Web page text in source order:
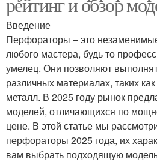
Введение
Перфораторы – это
любого мастера, будь то
умелец. Они позволяют
различных материалах, таких
металл. В 2025 году рынок
моделей, отличающихся по
цене. В этой статье мы
перфораторы 2025 года, их
вам выбрать подходящую